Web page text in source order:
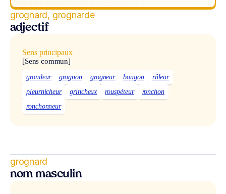
grognard, grognarde
adjectif
Sens principaux
[Sens commun]
grondeur grognon grogneur bougon
râleur
pleurnicheur
grincheux rouspéteur
ronchon
ronchonneur
grognard
nom masculin